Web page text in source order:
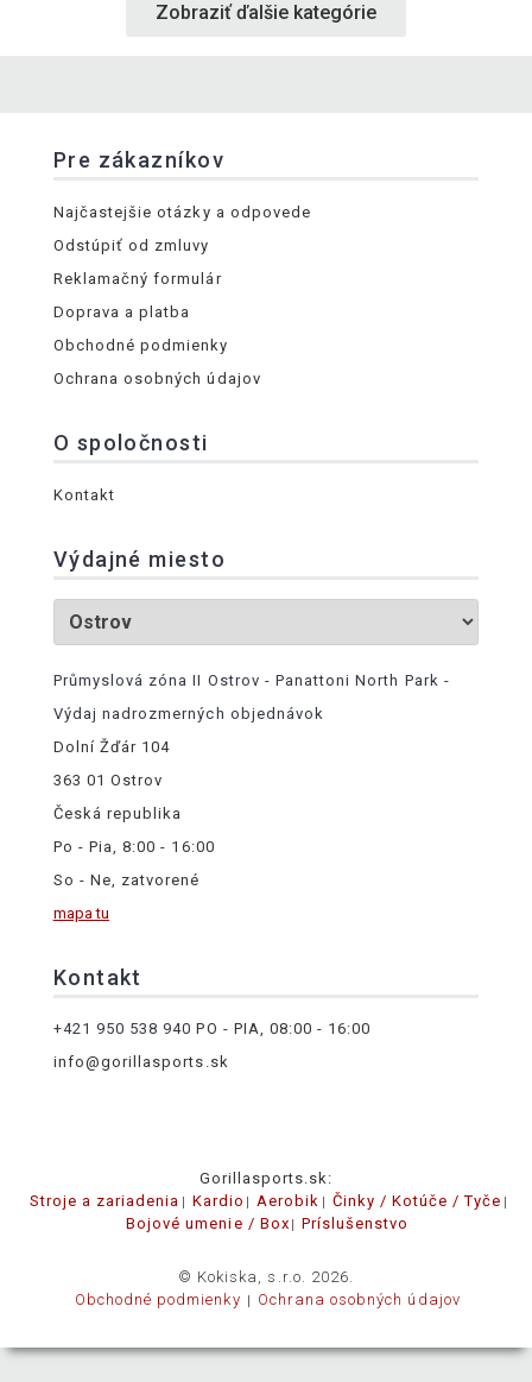
Zobraziť ďalšie kategórie
Pre zákazníkov
Najčastejšie otázky a odpovede
Odstúpiť od zmluvy
Reklamačný formulár
Doprava a platba
Obchodné podmienky
Ochrana osobných údajov
O spoločnosti
Kontakt
Výdajné miesto
Průmyslová zóna II Ostrov - Panattoni North Park -
Výdaj nadrozmerných objednávok
Dolní Žďár 104
363 01 Ostrov
Česká republika
Po - Pia, 8:00 - 16:00
So - Ne, zatvorené
mapa tu
Kontakt
+421 950 538 940 PO - PIA, 08:00 - 16:00
info@gorillasports.sk
Gorillasports.sk:
Stroje a zariadenia
Kardio Aerobik
Činky / Kotúče / Tyče
Bojové umenie / Box
Príslušenstvo
© Kokiska, s.r.o. 2026.
Obchodné podmienky
Ochrana osobných údajov